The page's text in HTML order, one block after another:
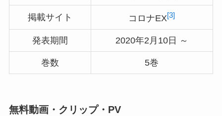
掲載サイト コロナEX[3]
発表期間 2020年2月10日 ～
巻数 5巻
無料動画・クリップ・PV